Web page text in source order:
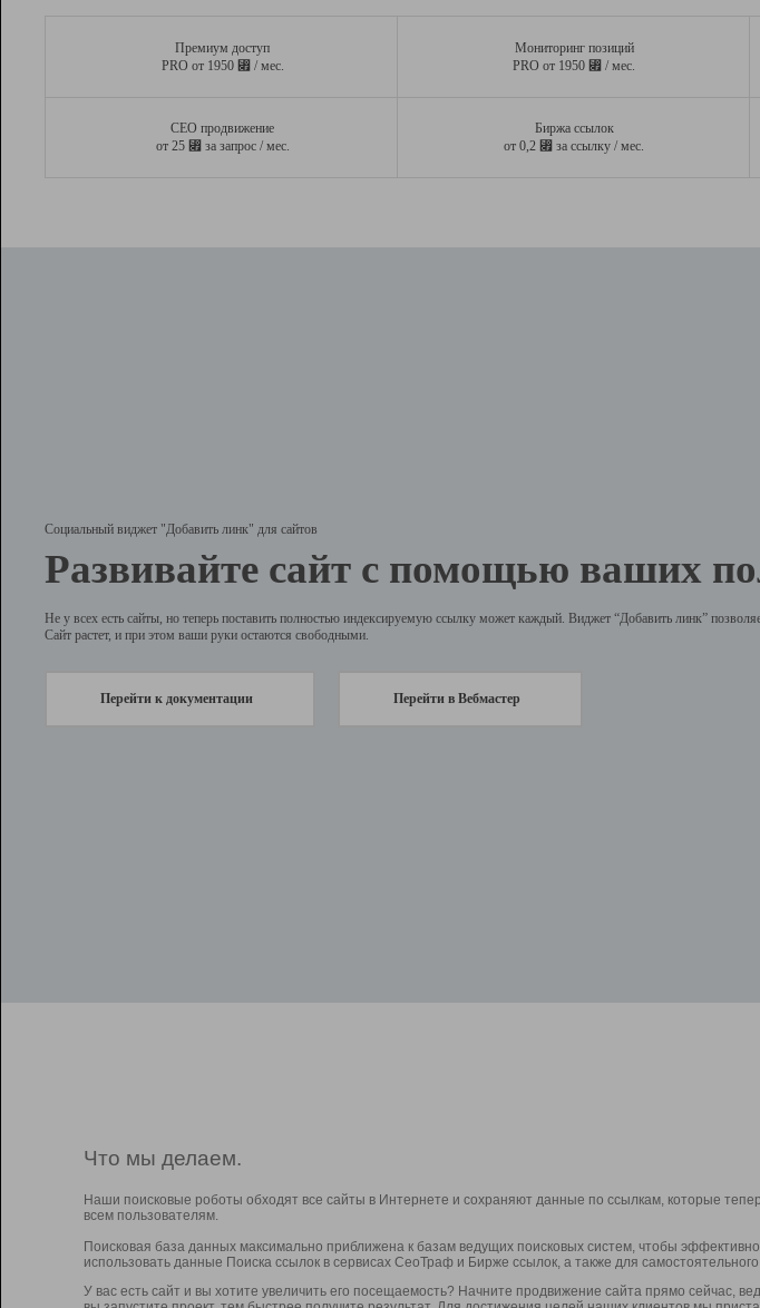
Премиум доступ
PRO от 1950 ⃏ / мес.
Мониторинг позиций
PRO от 1950 ⃏ / мес.
СЕО продвижение
от 25 ⃏ за запрос / мес.
Биржа ссылок
от 0,2 ⃏ за ссылку / мес.
Социальный виджет "Добавить линк" для сайтов
Развивайте сайт с помощью ваших
Не у всех есть сайты, но теперь поставить полностью индексируемую ссылку может каждый. Виджет “Добавить линк”
Сайт растет, и при этом ваши руки остаются свободными.
Перейти к документации Перейти в Вебмастер
Что мы делаем.
Наши поисковые роботы обходят все сайты в Интернете и сохраняют данные по ссылкам, которые
всем пользователям.
Поисковая база данных максимально приближена к базам ведущих поисковых систем, чтобы эффективно
использовать данные Поиска ссылок в сервисах СеоТраф и Бирже ссылок, а также для самостоятельного
У вас есть сайт и вы хотите увеличить его посещаемость? Начните продвижение сайта прямо сейчас,